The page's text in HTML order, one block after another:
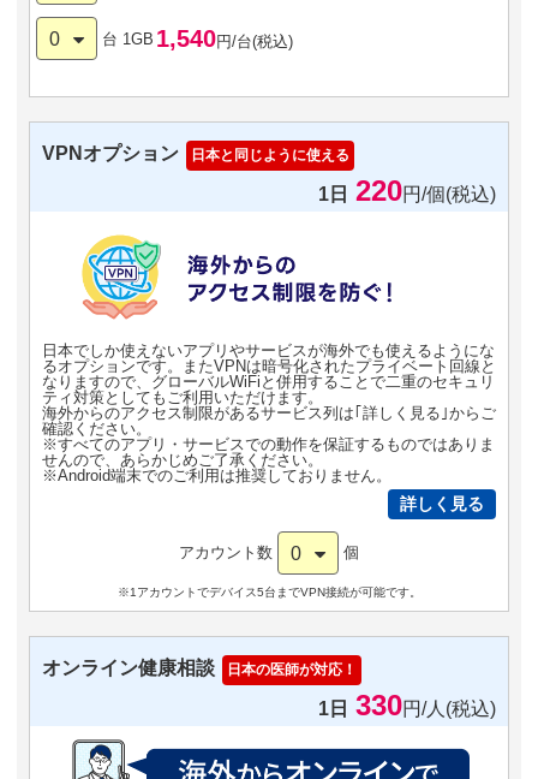
0 台 1GB 1,540円/台(税込)
VPNオプション 日本と同じように使える
1日 220円/個(税込)
日本でしか使えないアプリやサービスが海外でも使えるようにな
るオプションです。またVPNは暗号化されたプライベート回線と
なりますので、グローバルWiFiと併用することで二重のセキュリ
ティ対策としてもご利用いただけます。
海外からのアクセス制限があるサービス列は｢詳しく見る｣からご
確認ください。
※すべてのアプリ・サービスでの動作を保証するものではありま
せんので、あらかじめご了承ください。
※Android端末でのご利用は推奨しておりません。
詳しく見る
アカウント数 0 個
※1アカウントでデバイス5台までVPN接続が可能です。
オンライン健康相談 日本の医師が対応！
1日 330円/人(税込)